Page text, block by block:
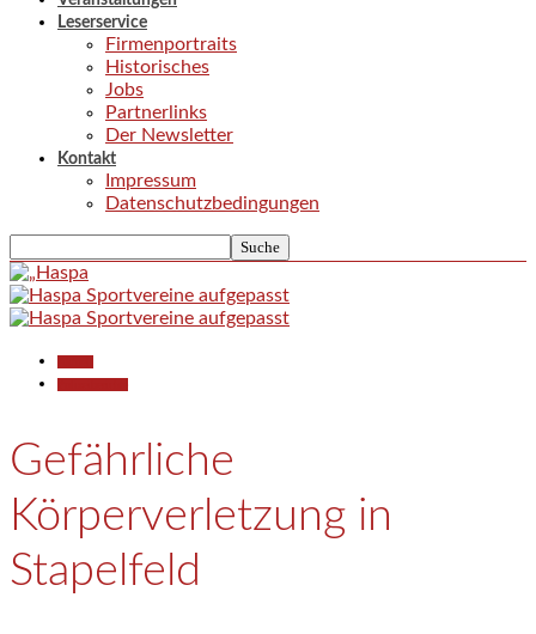
Leserservice
Firmenportraits
Historisches
Jobs
Partnerlinks
Der Newsletter
Kontakt
Impressum
Datenschutzbedingungen
Gefährliche
Körperverletzung in
Stapelfeld